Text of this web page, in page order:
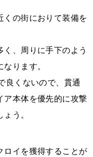
の街におりて装備を
、周りに手下のよう
ります。
良くないので、貫通
ア本体を優先的に攻撃
う。
ロイを獲得することが